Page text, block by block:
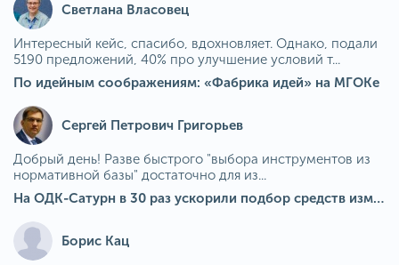
Светлана Власовец
Интересный кейс, спасибо, вдохновляет. Однако, подали
5190 предложений, 40% про улучшение условий т...
По идейным соображениям: «Фабрика идей» на МГОКе
Сергей Петрович Григорьев
Добрый день! Разве быстрого "выбора инструментов из
нормативной базы" достаточно для из...
На ОДК-Сатурн в 30 раз ускорили подбор средств измерения для контроля качества продукции
Борис Кац